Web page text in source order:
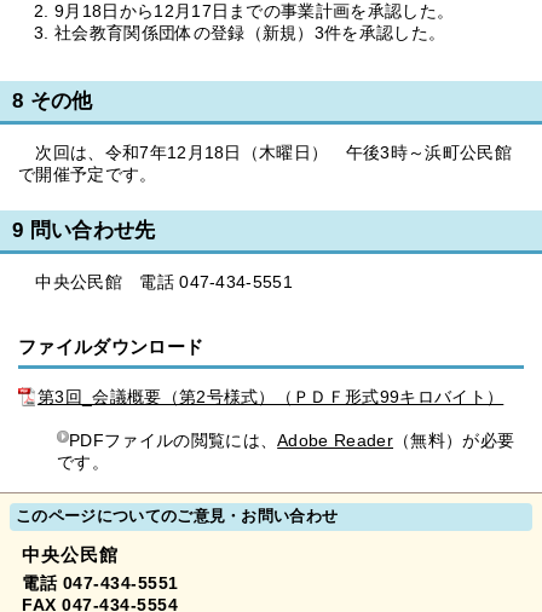
9月18日から12月17日までの事業計画を承認した。
社会教育関係団体の登録（新規）3件を承認した。
8 その他
次回は、令和7年12月18日（木曜日） 午後3時～浜町公民館
で開催予定です。
9 問い合わせ先
中央公民館 電話 047-434-5551
ファイルダウンロード
第3回_会議概要（第2号様式）（ＰＤＦ形式99キロバイト）
PDFファイルの閲覧には、Adobe Reader （無料）が必要
です。
このページについてのご意見・お問い合わせ
中央公民館
電話 047-434-5551
FAX 047-434-5554